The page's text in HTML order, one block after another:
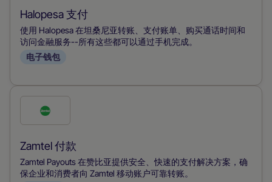
此
付
款
方
Halopesa 支付
使用 Halopesa 在坦桑尼亚转账、支付账单、购买通话时间和
访问金融服务--所有这些都可以通过手机完成。
电子钱包
选
此
付
款
Zamtel 付款
Zamtel Payouts 在赞比亚提供安全、快速的支付解决方案，确
保企业和消费者向 Zamtel 移动账户可靠转账。